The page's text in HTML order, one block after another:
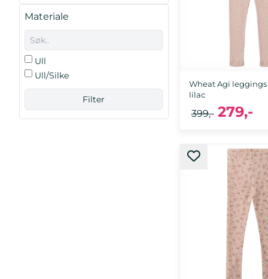
Materiale
Ull
Ull/Silke
Wheat Agi
lilac
279,-
399,-